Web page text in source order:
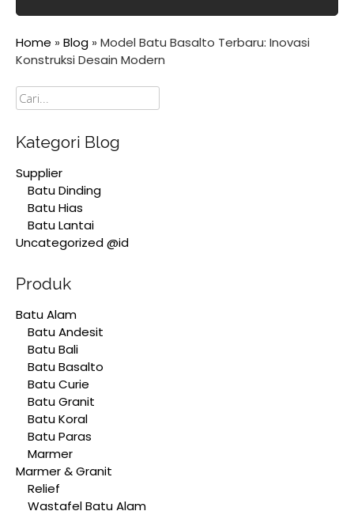
Home » Blog » Model Batu Basalto Terbaru: Inovasi
Konstruksi Desain Modern
Cari
Kategori Blog
Supplier
Batu Dinding
Batu Hias
Batu Lantai
Uncategorized @id
Produk
Batu Alam
Batu Andesit
Batu Bali
Batu Basalto
Batu Curie
Batu Granit
Batu Koral
Batu Paras
Marmer
Marmer & Granit
Relief
Wastafel Batu Alam